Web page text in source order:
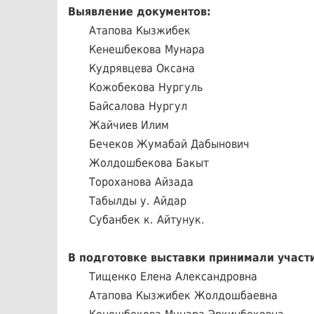
Выявление документов:
Атапова Кызжибек
Кенешбекова Мунара
Кудрявцева Оксана
Кожобекова Нургуль
Байсалова Нургул
Жайчиев Илим
Бечеков Жумабай Дабынович
Жолдошбекова Бакыт
Тороханова Айзада
Табылды у. Айдар
Субанбек к. Айтунук.
В подготовке выставки принимали
Тищенко Елена Александровна
Атапова Кызжибек Жолдошбаевна